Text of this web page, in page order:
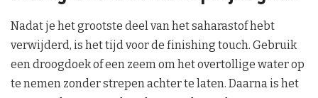
Nadat je het grootste deel van het saharastof hebt
verwijderd, is het tijd voor de finishing touch. Gebruik
een droogdoek of een zeem om het overtollige water op
te nemen zonder strepen achter te laten. Daarna is het